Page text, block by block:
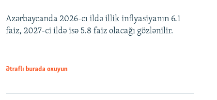
360p
480p
Azərbaycanda 2026-cı ildə illik inflyasiyanın 6.1
faiz, 2027-ci ildə isə 5.8 faiz olacağı gözlənilir.
Ətraflı burada oxuyun